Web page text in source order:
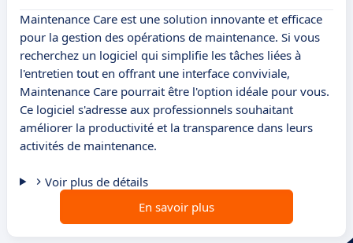
Maintenance Care est une solution innovante et efficace
pour la gestion des opérations de maintenance. Si vous
recherchez un logiciel qui simplifie les tâches liées à
l'entretien tout en offrant une interface conviviale,
Maintenance Care pourrait être l'option idéale pour vous.
Ce logiciel s'adresse aux professionnels souhaitant
améliorer la productivité et la transparence dans leurs
activités de maintenance.
Voir plus de détails
En savoir plus